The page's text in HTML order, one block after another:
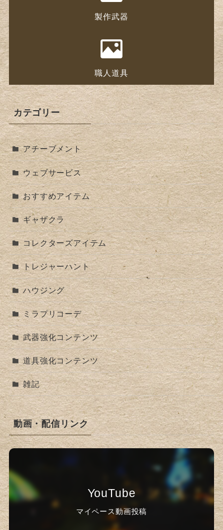
製作武器
職人道具
カテゴリー
アチーブメント
ウェブサービス
おすすめアイテム
ギャザクラ
コレクターズアイテム
トレジャーハント
ハウジング
ミラプリコーデ
武器強化コンテンツ
道具強化コンテンツ
雑記
動画・配信リンク
YouTube
マイペース動画投稿